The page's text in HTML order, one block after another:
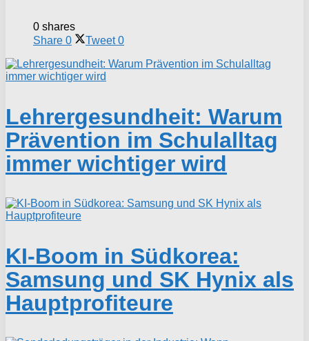
0 shares
Share 0 Tweet 0
Lehrergesundheit: Warum
Prävention im Schulalltag
immer wichtiger wird
KI-Boom in Südkorea:
Samsung und SK Hynix als
Hauptprofiteure